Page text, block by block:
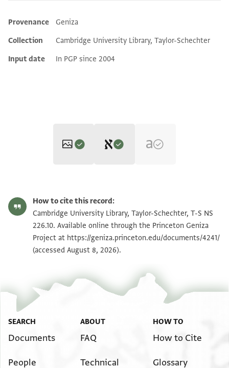
Additional metadata
Provenance
Geniza
Collection
Cambridge University Library, Taylor-Schechter
Input date
In PGP since 2004
Amir Ashur, "Engagement and Betrothal Documents from the
Cairo Geniza‎" (in Hebrew) (PhD diss., n.p., 2006).
[...]ה [...]
[...] בלפט מעכשו ובעד אלקנין מנה [...]
[... כאתמ]ין פצה ועקד עליהמא אלקידושים ותסלמ[ה...]
[...]ם וכילהא בעד צחה וכאלתה מן אלארוסה כרימתה
[...]מקדם פי גהה אלארוס אד לם יחצרה אלאן שי מנה יבנו
[ויצלי]חו וכאן דלך יום אלתלתא אלסאבע ואלעשרין מן
[כסל]יו שנת אלפא וארבע מאה ותלתין וחדא שנין למנין
T-S NS 226.10 1v
Image Permissions Statement
How to cite this record:
Cambridge University Library, Taylor-Schechter, T-S NS
226.10. Available online through the Princeton Geniza
Project at https://geniza.princeton.edu/documents/4241/
(accessed August 8, 2026).
SEARCH
Documents
People
ABOUT
FAQ
Technical
HOW TO
How to Cite
Glossary